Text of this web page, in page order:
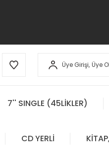
Üye Girişi, Üye Ol
7'' SINGLE (45LİKLER)
CD YERLİ